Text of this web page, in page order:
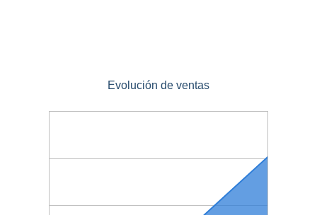
Evolución de ventas